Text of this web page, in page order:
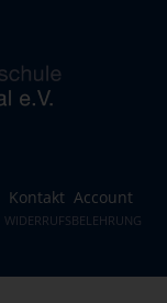
Kontakt Account
WIDERRUFSBELEHRUNG